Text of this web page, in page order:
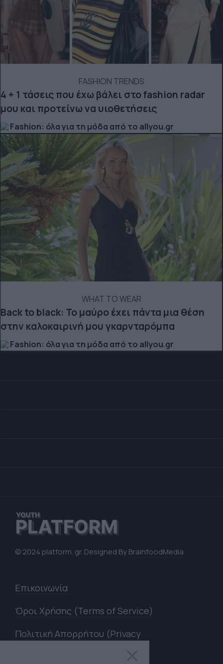
FASHION TRENDS
4 + 1 τάσεις που έχω βάλει στο fashion radar
μου και προτείνω να υιοθετήσεις
Fashion: όλα για τη μόδα από το allyou.gr
WHAT TO WEAR
Back to black: Το μαύρο έχει πάντα μια θέση
στην καλοκαιρινή μου γκαρνταρόμπα
Fashion: όλα για τη μόδα από το allyou.gr
© 2024 platform. gr. Designed ByBrainfoodMedia
Επικοινωνία
Όροι Χρήσης (Terms of Service)
Πολιτική Απορρήτου (Privacy